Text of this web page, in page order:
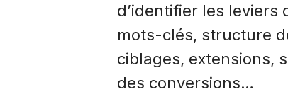
d’identifier les leviers
mots-clés, structure
ciblages, extensions,
des conversions…